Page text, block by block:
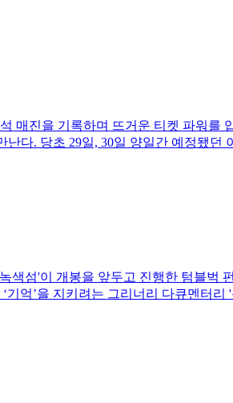
매진을 기록하며 뜨거운 티켓 파워를
다. 당초 29일, 30일 양일간 예정됐
섬'이 개봉을 앞두고 진행한 텀블벅
억’을 지키려는 그리너리 다큐멘터